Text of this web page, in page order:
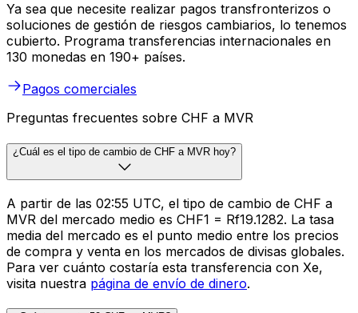
Ya sea que necesite realizar pagos transfronterizos o
soluciones de gestión de riesgos cambiarios, lo tenemos
cubierto. Programa transferencias internacionales en
130 monedas en 190+ países.
Pagos comerciales
Preguntas frecuentes sobre CHF a MVR
¿Cuál es el tipo de cambio de CHF a MVR hoy?
A partir de las 02:55 UTC, el tipo de cambio de CHF a
MVR del mercado medio es CHF1 = Rf19.1282. La tasa
media del mercado es el punto medio entre los precios
de compra y venta en los mercados de divisas globales.
Para ver cuánto costaría esta transferencia con Xe,
visita nuestra página de envío de dinero.